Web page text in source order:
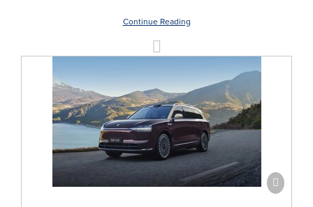
Continue Reading